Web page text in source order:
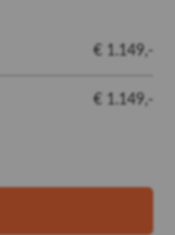
€ 1.149,-
€ 1.149,-